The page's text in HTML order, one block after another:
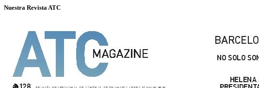
Nuestra Revista ATC